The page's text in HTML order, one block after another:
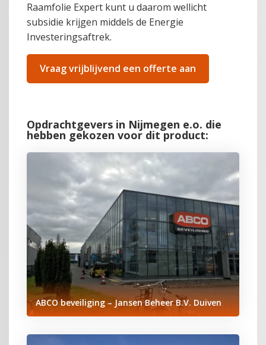
Raamfolie Expert kunt u daarom wellicht
subsidie krijgen middels de Energie
Investeringsaftrek.
Vraag vrijblijvend een offerte aan
Opdrachtgevers in Nijmegen e.o. die
hebben gekozen voor dit product:
ABCO beveiliging – Jansen Beheer B.V. Duiven